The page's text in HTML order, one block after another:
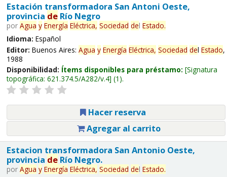
Estación transformadora San Antoni Oeste,
provincia deRío Negro
por Agua y Energía Eléctrica, Sociedad del Estado.
Idioma: Español
Editor: Buenos Aires: Agua y Energía Eléctrica, Sociedad del Estado,
1988
Disponibilidad: Ítems disponibles para préstamo: Signatura
topográfica: 621.374.5/A282/v.4 (1).
Hacer reserva
Agregar al carrito
Estacion transformadora San Antonio Oeste,
provincia deRío Negro.
por Agua y Energía Eléctrica, Sociedad del Estado.